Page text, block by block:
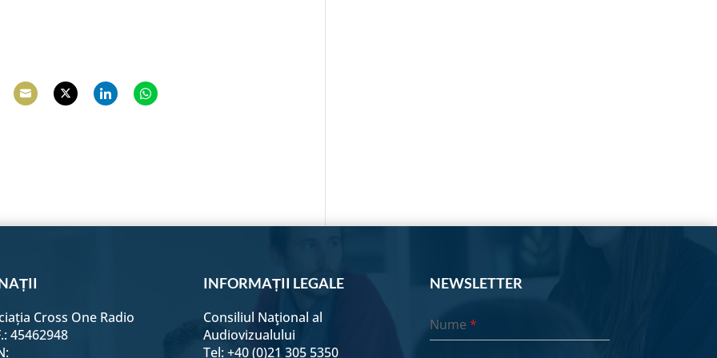
Cross One Radio
45462948
INFORMAȚII LEGALE
Consiliul Naţional al
Audiovizualului
Tel: +40 (0)21 305 5350
NEWSLETTER
Nume*